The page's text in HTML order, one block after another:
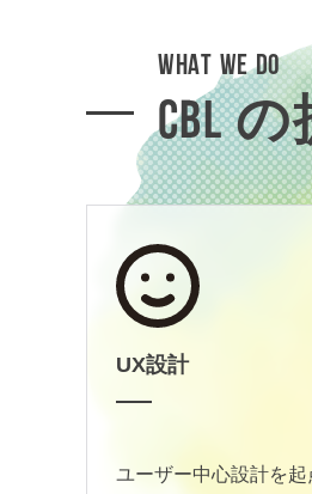
WHAT WE DO
CBL
UX設計
ユーザー中心設計を